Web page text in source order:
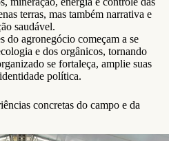
terras, mas também narrativa e
saudável.
do agronegócio começam a se
e dos orgânicos, tornando
se fortaleça, amplie suas
política.
concretas do campo e da